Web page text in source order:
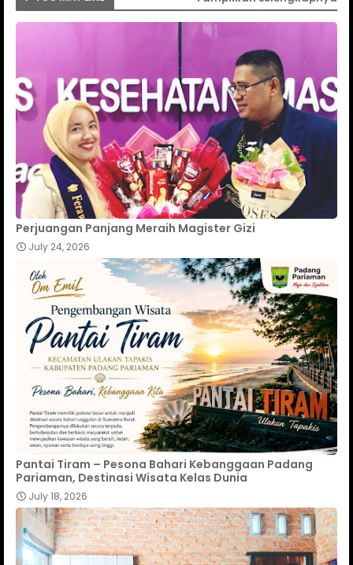
Perjuangan Panjang Meraih Magister Gizi
July 24, 2026
Pantai Tiram – Pesona Bahari Kebanggaan Padang
Pariaman, Destinasi Wisata Kelas Dunia
July 18, 2026